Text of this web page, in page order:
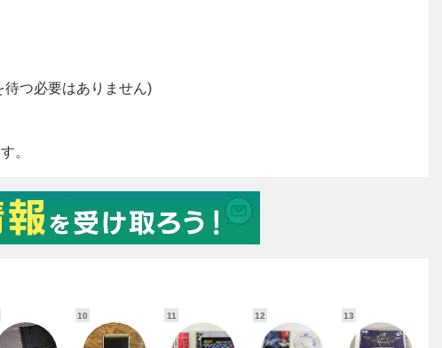
10 11 12 13